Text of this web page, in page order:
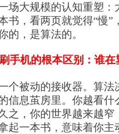
场大规模的认知重塑
书，看两页就觉得“慢
的，是算法的。
手机的根本区别：谁在
个被动的接收器。算
信息茧房里。你越看
之，你的世界越来越窄
起一本书，意味着你